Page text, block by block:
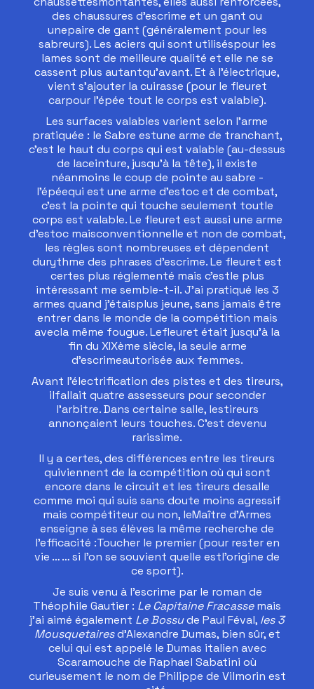
des chaussures d’escrime et un gant ou
unepaire de gant (généralement pour les
sabreurs). Les aciers qui sont utiliséspour les
lames sont de meilleure qualité et elle ne se
cassent plus autantqu’avant. Et à l’électrique,
vient s’ajouter la cuirasse (pour le fleuret
carpour l’épée tout le corps est valable).
Les surfaces valables varient selon l’arme
pratiquée : le Sabre estune arme de tranchant,
c’est le haut du corps qui est valable (au-dessus
de laceinture, jusqu’à la tête), il existe
néanmoins le coup de pointe au sabre -
l’épéequi est une arme d’estoc et de combat,
c’est la pointe qui touche seulement toutle
corps est valable. Le fleuret est aussi une arme
d’estoc maisconventionnelle et non de combat,
les règles sont nombreuses et dépendent
durythme des phrases d’escrime. Le fleuret est
certes plus réglementé mais c’estle plus
intéressant me semble-t-il. J’ai pratiqué les 3
armes quand j’étaisplus jeune, sans jamais être
entrer dans le monde de la compétition mais
avecla même fougue. Lefleuret était jusqu’à la
fin du XIXème siècle, la seule arme
d’escrimeautorisée aux femmes.
Avant l’électrification des pistes et des tireurs,
ilfallait quatre assesseurs pour seconder
l’arbitre. Dans certaine salle, lestireurs
annonçaient leurs touches. C’est devenu
rarissime.
Il y a certes, des différences entre les tireurs
quiviennent de la compétition où qui sont
encore dans le circuit et les tireurs desalle
comme moi qui suis sans doute moins agressif
mais compétiteur ou non, leMaître d’Armes
enseigne à ses élèves la même recherche de
l’efficacité :Toucher le premier (pour rester en
vie … … si l’on se souvient quelle estl’origine de
ce sport).
Je suis venu à l’escrime par le roman de
Théophile Gautier : Le Capitaine Fracassemais
j’ai aimé également Le Bossude Paul Féval, les 3
Mousquetairesd’Alexandre Dumas, bien sûr, et
celui qui est appelé le Dumas italien avec
Scaramouche de Raphael Sabatini où
curieusement le nom de Philippe de Vilmorin est